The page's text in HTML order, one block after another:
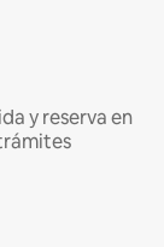
y reserva en